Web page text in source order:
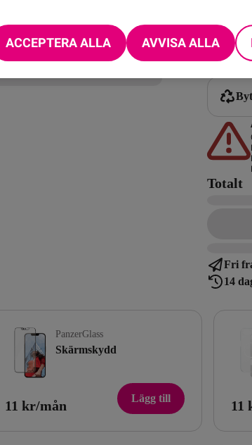
Få
Totalt
Fri
14
PanzerGlass
Skärmskydd
11 kr/mån Lägg till 11
ACCEPTERA ALLA AVVISA ALLA